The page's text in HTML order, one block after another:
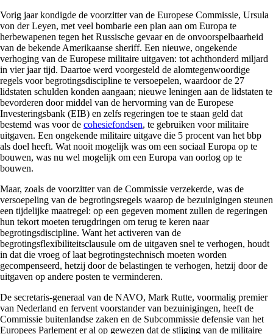
Vorig jaar kondigde de voorzitter van de Europese Commissie, Ursula
von der Leyen, met veel bombarie een plan aan om Europa te
herbewapenen tegen het Russische gevaar en de onvoorspelbaarheid
van de bekende Amerikaanse sheriff. Een nieuwe, ongekende
verhoging van de Europese militaire uitgaven: tot achthonderd miljard
in vier jaar tijd. Daartoe werd voorgesteld de alomtegenwoordige
regels voor begrotingsdiscipline te versoepelen, waardoor de 27
lidstaten schulden konden aangaan; nieuwe leningen aan de lidstaten te
bevorderen door middel van de hervorming van de Europese
Investeringsbank (EIB) en zelfs regeringen toe te staan geld dat
bestemd was voor de cohesiefondsen, te gebruiken voor militaire
uitgaven. Een ongekende militaire uitgave die 5 procent van het bbp
als doel heeft. Wat nooit mogelijk was om een sociaal Europa op te
bouwen, was nu wel mogelijk om een Europa van oorlog op te
bouwen.
Maar, zoals de voorzitter van de Commissie verzekerde, was de
versoepeling van de begrotingsregels waarop de bezuinigingen steunen
een tijdelijke maatregel: op een gegeven moment zullen de regeringen
hun tekort moeten terugdringen om terug te keren naar
begrotingsdiscipline. Want het activeren van de
begrotingsflexibiliteitsclausule om de uitgaven snel te verhogen, houdt
in dat die vroeg of laat begrotingstechnisch moeten worden
gecompenseerd, hetzij door de belastingen te verhogen, hetzij door de
uitgaven op andere posten te verminderen.
De secretaris-generaal van de NAVO, Mark Rutte, voormalig premier
van Nederland en fervent voorstander van bezuinigingen, heeft de
Commissie buitenlandse zaken en de Subcommissie defensie van het
Europees Parlement er al op gewezen dat de stijging van de militaire